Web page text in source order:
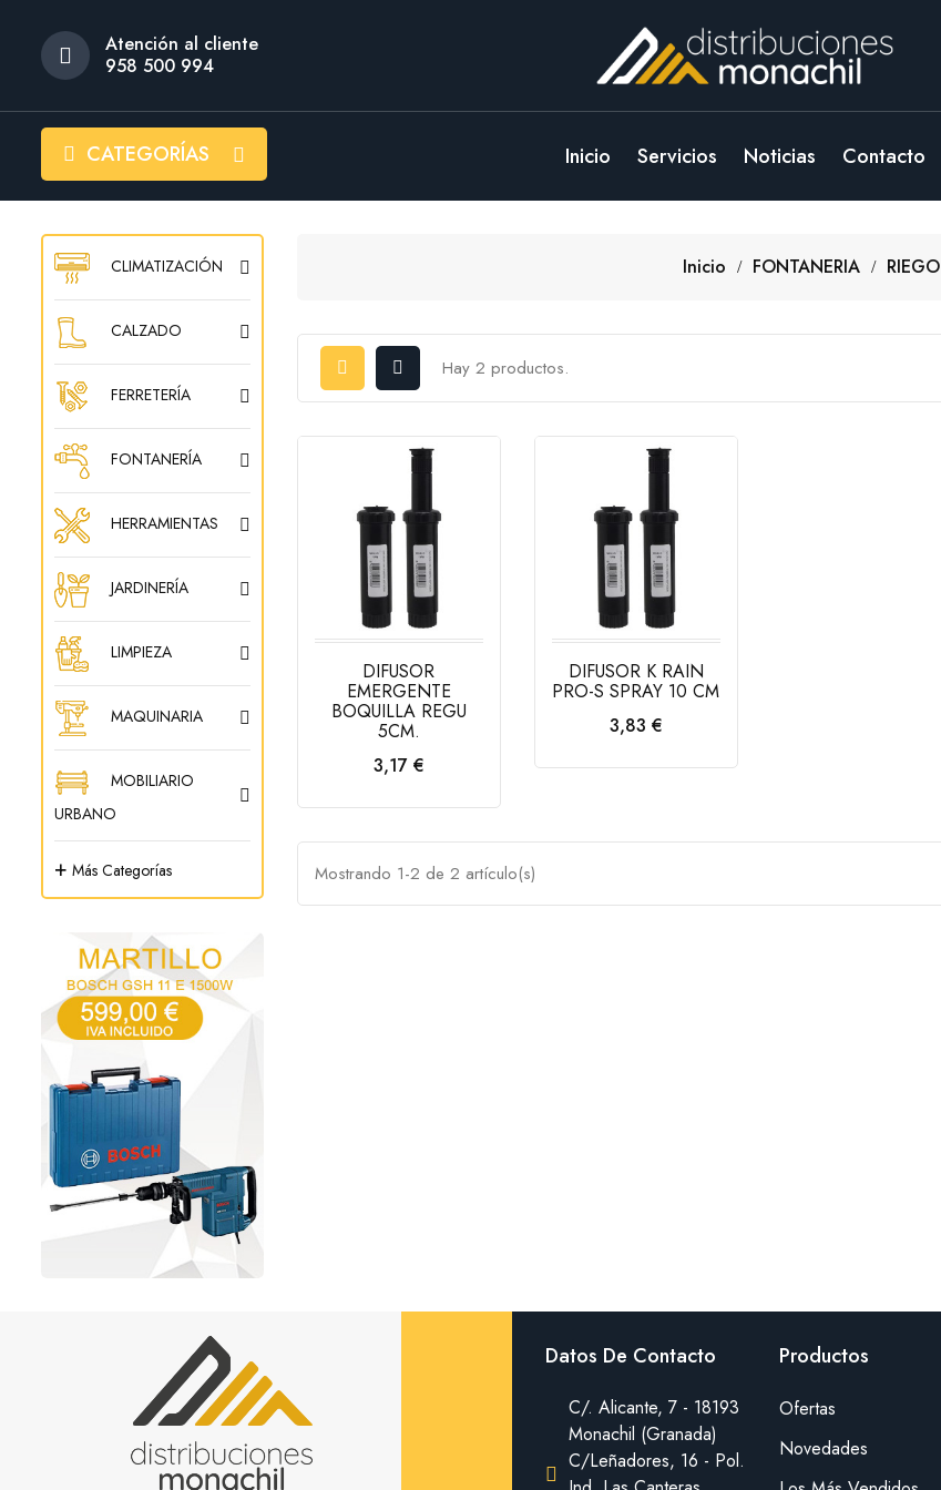
Atención al cliente
958 500 994
CATEGORÍAS Inicio Servicios Noticias Contacto
CLIMATIZACIÓN
CALZADO
FERRETERÍA
FONTANERÍA
HERRAMIENTAS
JARDINERÍA
LIMPIEZA
MAQUINARIA
MOBILIARIO
URBANO
+ Más Categorías
Inicio FONTANERIA RIEGO
Hay 2 productos.
DIFUSOR
EMERGENTE
BOQUILLA REGU
5CM.
Precio
3,17 €
CARRITO
DIFUSOR K RAIN
PRO-S SPRAY 10 CM
Precio
3,83 €
CARRITO
Mostrando 1-2 de 2 artículo(s)
Datos De Contacto
C/. Alicante, 7 - 18193
Monachil (Granada)
C/Leñadores, 16 - Pol.
Productos
Ofertas
Novedades